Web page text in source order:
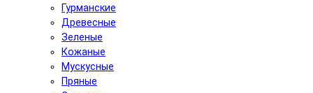
Гурманские
Древесные
Зеленые
Кожаные
Мускусные
Пряные